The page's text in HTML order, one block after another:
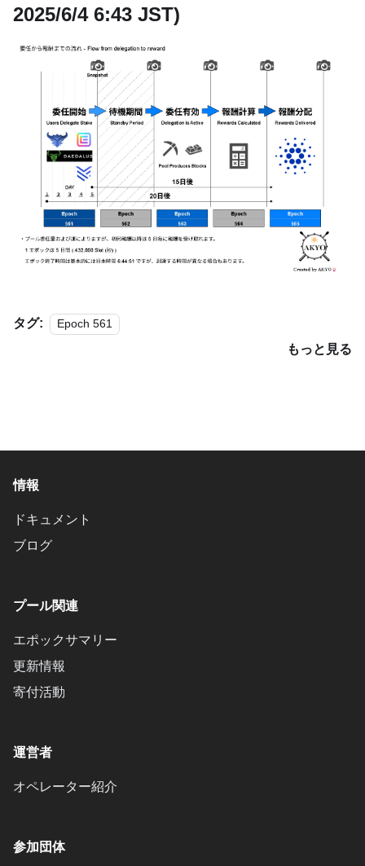
2025/6/4 6:43 JST)
タグ: Epoch 561
もっと見る
情報
ドキュメント
ブログ
プール関連
エポックサマリー
更新情報
寄付活動
運営者
オペレーター紹介
参加団体